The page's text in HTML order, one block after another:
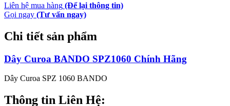
Liên hệ mua hàng (Để lại thông tin)
Gọi ngay (Tư vấn ngay)
Chi tiết sản phẩm
Dây Curoa BANDO SPZ1060 Chính Hãng
Dây Curoa SPZ 1060 BANDO
Thông tin Liên Hệ: